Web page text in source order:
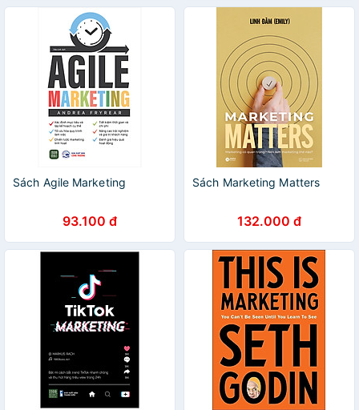
Sách Agile Marketing
93.100 đ
Sách Marketing Matters
132.000 đ